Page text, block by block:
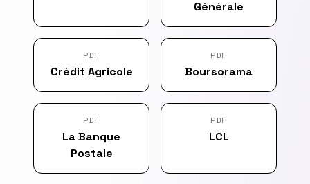
Générale
PDF
Crédit Agricole
PDF
Boursorama
PDF
La Banque
Postale
PDF
LCL